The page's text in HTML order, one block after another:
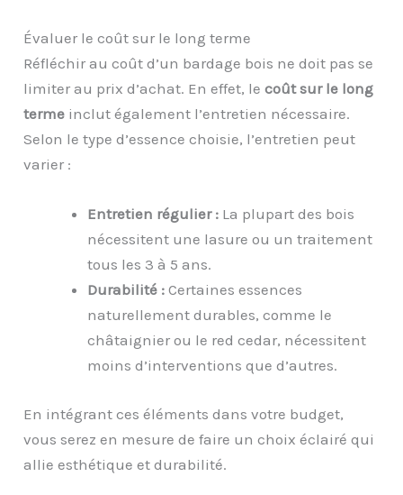
Évaluer le coût sur le long terme
Réfléchir au coût d’un bardage bois ne doit pas se
limiter au prix d’achat. En effet, lecoût sur le long
terme inclut également l’entretien nécessaire.
Selon le type d’essence choisie, l’entretien peut
varier :
Entretien régulier : La plupart des bois
nécessitent une lasure ou un traitement
tous les 3 à 5 ans.
Durabilité :Certaines essences
naturellement durables, comme le
châtaignier ou le red cedar, nécessitent
moins d’interventions que d’autres.
En intégrant ces éléments dans votre budget,
vous serez en mesure de faire un choix éclairé qui
allie esthétique et durabilité.